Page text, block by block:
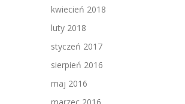
kwiecień 2018
luty 2018
styczeń 2017
sierpień 2016
maj 2016